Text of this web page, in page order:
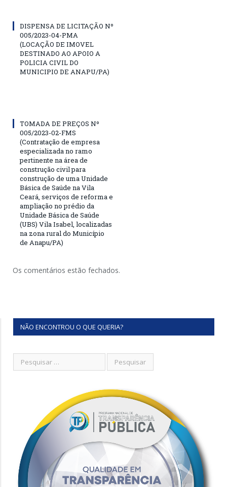
DISPENSA DE LICITAÇÃO Nº
005/2023-04-PMA
(LOCAÇÃO DE IMOVEL
DESTINADO AO APOIO A
POLICIA CIVIL DO
MUNICIPIO DE ANAPU/PA)
TOMADA DE PREÇOS Nº
005/2023-02-FMS
(Contratação de empresa
especializada no ramo
pertinente na área de
construção civil para
construção de uma Unidade
Básica de Saúde na Vila
Ceará, serviços de reforma e
ampliação no prédio da
Unidade Básica de Saúde
(UBS) Vila Isabel, localizadas
na zona rural do Município
de Anapu/PA)
Os comentários estão fechados.
NÃO ENCONTROU O QUE QUERIA?